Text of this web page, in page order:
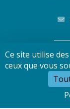
Ce site utilise
ceux que vous
Mentions
des